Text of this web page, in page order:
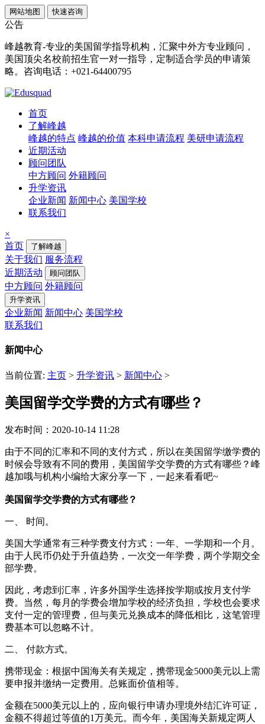
网站地图 快速咨询
公告
峰越教育-专业的美国留学指导机构，汇聚中外方专业顾问，
美国顶尖名校前招生官一对一指导，定制适合学员的申请策
略。咨询电话：+021-64400795
首页
了解峰越
峰越的特点 峰越的价值 本科申请流程 美研申请流程
近期活动
顾问团队
中方顾问 外籍顾问
升学资讯
企业新闻 新闻中心 美国学校
联系我们
×
首页
了解峰越
关于我们 服务流程
近期活动
顾问团队
中方顾问 外籍顾问
升学资讯
企业新闻 新闻中心 美国学校
联系我们
新闻中心
当前位置: 主页 > 升学资讯 > 新闻中心 >
美国留学交学费的方式有哪些？
发布时间：2020-10-14 11:28
由于不同的汇率和不同的支付方式，所以在美国留学缴学费的
时候会导致有不同的费用，美国留学交学费的方式有哪些？峰
越加哦与机构小编给大家分享一下，一起来看看吧~
美国留学交学费的方式有哪些？
一、 时间。
美国大学通常有三种学费支付方式：一年、一学期和一个月。
由于人民币仍处于升值趋势，一次交一年学费，两个学期交全
部学费。
因此，考虑到汇率，许多外国学生选择按学期或按月支付学
费。当然，每月的学费会增加学校的经济负担，学校也会要求
支付一定的管理费，但与美元兑换成本的降低相比，这笔管理
费基本可以忽略不计。
二、 付款方式。
携带现金：根据中国海关有关规定，携带现金5000美元以上需
要申报并缴纳一定费用。总账面价值相等。
金额在5000美元以上的，应向银行申请办理境外结汇许可证，
金额不得超过等值的1万美元。而今年，美国海关新规定两人